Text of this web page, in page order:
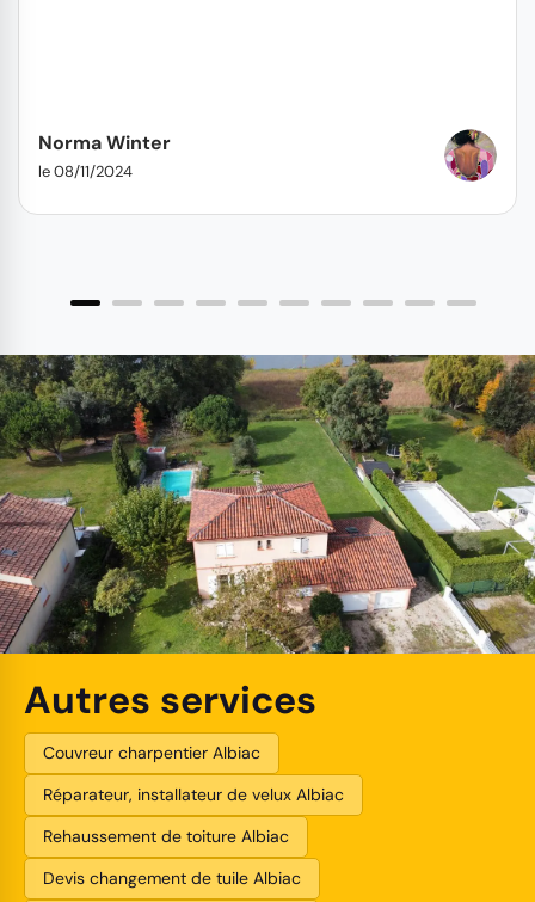
Norma Winter
le 08/11/2024
Autres services
Couvreur charpentier Albiac
Réparateur, installateur de velux Albiac
Rehaussement de toiture Albiac
Devis changement de tuile Albiac